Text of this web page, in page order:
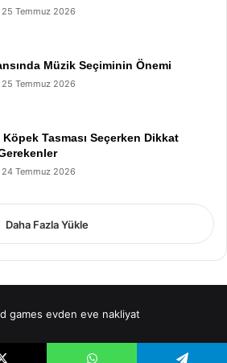
25 Temmuz 2026
Müzik Seçiminin Önemi
25 Temmuz 2026
Tasması Seçerken Dikkat
24 Temmuz 2026
Daha Fazla Yükle
games evden eve nakliyat